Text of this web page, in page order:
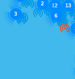
13
12
6
3
2